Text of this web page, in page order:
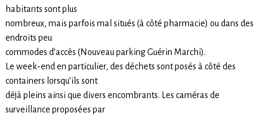
habitants sont plus
nombreux, mais parfois mal situés (à côté pharmacie) ou dans des
endroits peu
commodes d’accès (Nouveau parking Guérin Marchi).
Le week-end en particulier, des déchets sont posés à côté des
containers lorsqu’ils sont
déjà pleins ainsi que divers encombrants. Les caméras de
surveillance proposées par